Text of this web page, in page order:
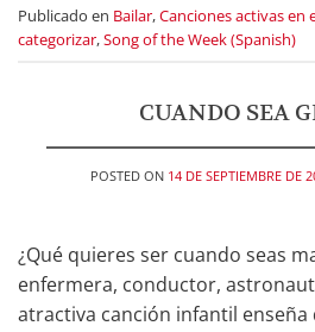
Publicado en Bailar,Canciones activas en
categorizar,Song of the Week (Spanish)
CUANDO SEA
POSTED ON 14 DE SEPTIEMBRE DE
¿Qué quieres ser cuando seas
enfermera, conductor,
atractiva canción infantil